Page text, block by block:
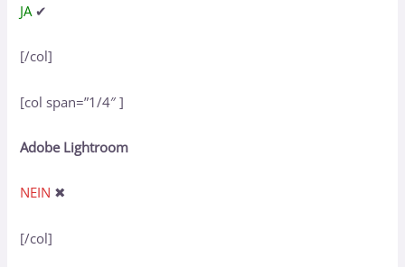
JA ✔
[/col]
[col span=”1/4″ ]
Adobe Lightroom
NEIN ✖
[/col]